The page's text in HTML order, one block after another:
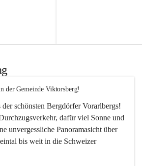
der Gemeinde Viktorsberg!
schönsten Bergdörfer Vorarlbergs!
dafür viel Sonne und
unvergessliche Panoramasicht über
bis weit in die Schweizer